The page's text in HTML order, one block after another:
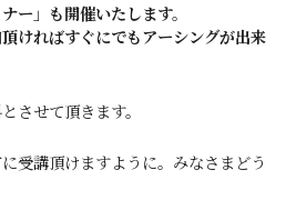
ー」も開催いたします。
ければすぐにでもアーシングが出来
させて頂きます。
受講頂けますように。みなさまどう